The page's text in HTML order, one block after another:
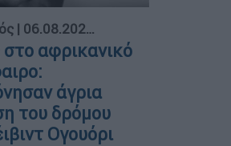
| 06.08.2026 16:34
αφρικανικό
άγρια
του δρόμου
Ογουόρι